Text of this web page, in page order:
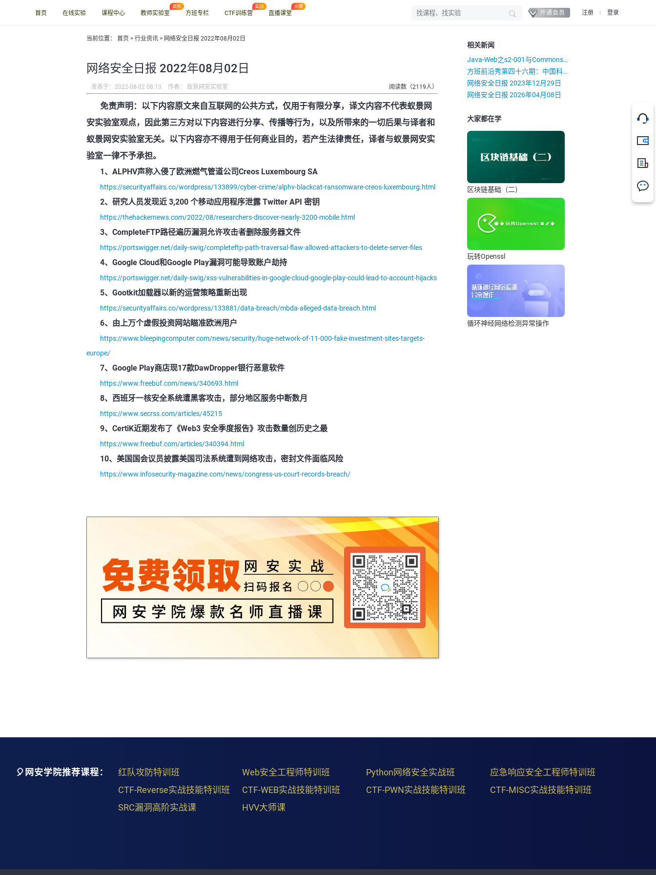
首页 在线实验 课程中心 教师实验室 方班专栏 CTF训练营 直播课堂 开通会员 注册 登录
当前位置： 首页 > 行业资讯 > 网络安全日报 2022年08月02日
网络安全日报 2022年08月02日
发表于：2022-08-02 08:13 作者： 蚁景网安实验室 阅读数（2119人）
免责声明：以下内容原文来自互联网的公共方式，仅用于有限分享，译文内容不代表蚁景网
安实验室观点，因此第三方对以下内容进行分享、传播等行为，以及所带来的一切后果与译者和
蚁景网安实验室无关。以下内容亦不得用于任何商业目的，若产生法律责任，译者与蚁景网安实
验室一律不予承担。
1、ALPHV声称入侵了欧洲燃气管道公司Creos Luxembourg SA
https://securityaffairs.co/wordpress/133899/cyber-crime/alphv-blackcat-ransomware-creos-luxembourg.html
2、研究人员发现近 3,200 个移动应用程序泄露 Twitter API 密钥
https://thehackernews.com/2022/08/researchers-discover-nearly-3200-mobile.html
3、CompleteFTP路径遍历漏洞允许攻击者删除服务器文件
https://portswigger.net/daily-swig/completeftp-path-traversal-flaw-allowed-attackers-to-delete-server-files
4、Google Cloud和Google Play漏洞可能导致账户劫持
https://portswigger.net/daily-swig/xss-vulnerabilities-in-google-cloud-google-play-could-lead-to-account-hijacks
5、Gootkit加载器以新的运营策略重新出现
https://securityaffairs.co/wordpress/133881/data-breach/mbda-alleged-data-breach.html
6、由上万个虚假投资网站瞄准欧洲用户
https://www.bleepingcomputer.com/news/security/huge-network-of-11-000-fake-investment-sites-targets-
europe/
7、Google Play商店现17款DawDropper银行恶意软件
https://www.freebuf.com/news/340693.html
8、西班牙一核安全系统遭黑客攻击，部分地区服务中断数月
https://www.secrss.com/articles/45215
9、CertiK近期发布了《Web3 安全季度报告》攻击数量创历史之最
https://www.freebuf.com/articles/340394.html
10、美国国会议员披露美国司法系统遭到网络攻击，密封文件面临风险
https://www.infosecurity-magazine.com/news/congress-us-court-records-breach/
相关新闻
Java-Web之s2-001与CommonsCollections
方班前沿秀第四十六期：中国科学院院士俞大鹏作关于"量子科技前沿与产业发展趋势"的主题报告
网络安全日报 2023年12月29日
网络安全日报 2026年04月08日
大家都在学
区块链基础（二）
玩转Openssl
循环神经网络检测异常操作
🎈网安学院推荐课程： 红队攻防特训班 Web安全工程师特训班 Python网络安全实战班
应急响应安全工程师特训班
CTF-Reverse实战技能特训班
CTF-WEB实战技能特训班 CTF-PWN实战技能特训班
CTF-MISC实战技能特训班
SRC漏洞高阶实战课
HVV大师课